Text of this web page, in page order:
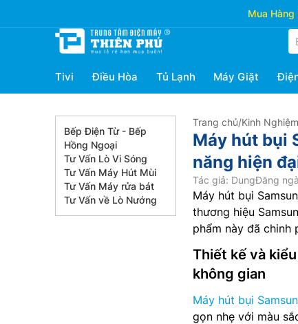
Mua Hàng
Tivi Điều Hòa Tủ Lạnh Máy Giặt
Bếp Điện Từ - Bếp
Hồng Ngoại
Tư Vấn Lò Vi Sóng
Tư Vấn Máy Hút Mùi
Tư Vấn Máy rửa bát
Tư Vấn về Lò Nướng
Trang chủ/Kinh
Máy hút bụi
năng hiện
Tác giả: DungĐăng
Máy hút bụi
thương hiệu
phẩm này đã chinh
Thiết kế và
không gian
Máy hút bụi
gọn nhẹ với màu